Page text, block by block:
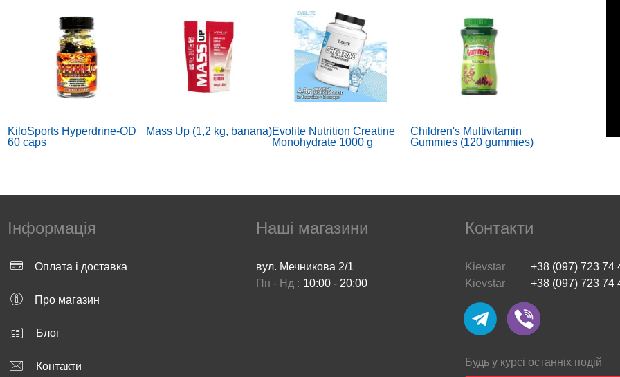
KiloSports Hyperdrine-OD
60 caps
Mass Up (1,2 kg, banana)Evolite Nutrition Creatine
Monohydrate 1000 g
Children's Multivitamin
Gummies (120 gummies)
Fenugreek 500 mg (100 veg
caps)
Nine Aminos (330 g,
Glutamine 300 г
Інформація
Оплата і доставка
Про магазин
Блог
Контакти
Наші магазини
вул. Мечникова 2/1
Пн - Нд : 10:00 - 20:00
Контакти
Kievstar
+38 (097) 723 74
Kievstar
+38 (097) 723 74
Будь у курсі останніх подій